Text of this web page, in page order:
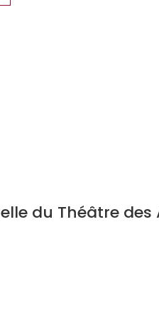
du Théâtre des